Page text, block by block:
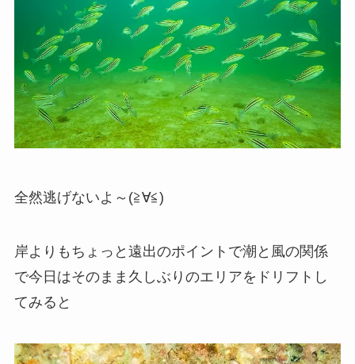
全然逃げないよ～(≧∀≦)
岸よりもちょっと遠出のポイントで潮と風の関係
で今日はそのまま久しぶりのエリアをドリフトし
てみると